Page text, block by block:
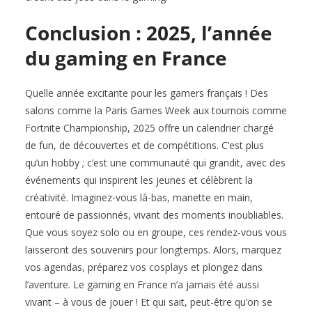
Conclusion : 2025, l’année
du gaming en France
Quelle année excitante pour les gamers français ! Des
salons comme la Paris Games Week aux tournois comme
Fortnite Championship, 2025 offre un calendrier chargé
de fun, de découvertes et de compétitions. C’est plus
qu’un hobby ; c’est une communauté qui grandit, avec des
événements qui inspirent les jeunes et célèbrent la
créativité. Imaginez-vous là-bas, manette en main,
entouré de passionnés, vivant des moments inoubliables.
Que vous soyez solo ou en groupe, ces rendez-vous vous
laisseront des souvenirs pour longtemps. Alors, marquez
vos agendas, préparez vos cosplays et plongez dans
l’aventure. Le gaming en France n’a jamais été aussi
vivant – à vous de jouer ! Et qui sait, peut-être qu’on se